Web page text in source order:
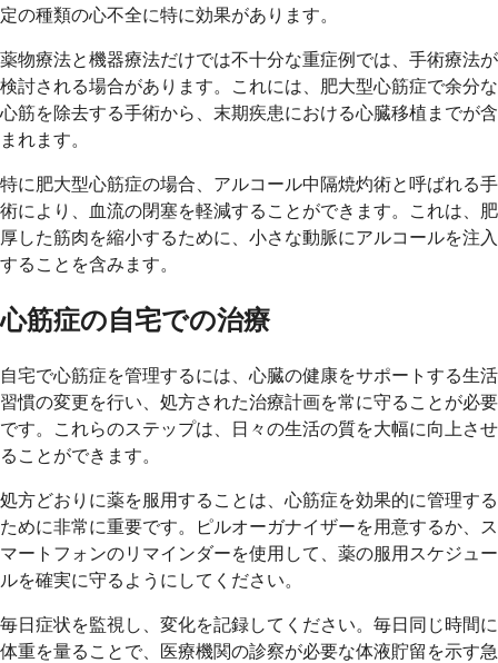
定の種類の心不全に特に効果があります。
薬物療法と機器療法だけでは不十分な重症例では、手術療法が
検討される場合があります。これには、肥大型心筋症で余分な
心筋を除去する手術から、末期疾患における心臓移植までが含
まれます。
特に肥大型心筋症の場合、アルコール中隔焼灼術と呼ばれる手
術により、血流の閉塞を軽減することができます。これは、肥
厚した筋肉を縮小するために、小さな動脈にアルコールを注入
することを含みます。
心筋症の自宅での治療
自宅で心筋症を管理するには、心臓の健康をサポートする生活
習慣の変更を行い、処方された治療計画を常に守ることが必要
です。これらのステップは、日々の生活の質を大幅に向上させ
ることができます。
処方どおりに薬を服用することは、心筋症を効果的に管理する
ために非常に重要です。ピルオーガナイザーを用意するか、ス
マートフォンのリマインダーを使用して、薬の服用スケジュー
ルを確実に守るようにしてください。
毎日症状を監視し、変化を記録してください。毎日同じ時間に
体重を量ることで、医療機関の診察が必要な体液貯留を示す急